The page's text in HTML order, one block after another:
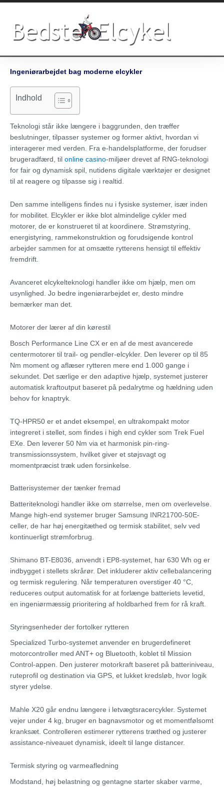
Gå
indholdet
Ingeniørarbejdet bag moderne elcykler
Indhold
Teknologi står ikke længere i baggrunden, den træffer
beslutninger, tilpasser systemer og former aktivt, hvordan vi
interagerer med verden. Fra e-handelsplatforme, der forudser
brugeradfærd, til online casino-miljøer drevet af RNG-teknologi
for fair og dynamisk spil, nutidens digitale værktøjer er designet
til at reagere og tilpasse sig i realtid.
Den samme intelligens findes nu i fysiske systemer, især inden
for mobilitet. Elcykler er ikke blot almindelige cykler med
motorer, de er konstrueret til at koordinere. Strømstyring,
energistyring, rammekonstruktion og forudsigende kontrol
arbejder sammen for at omsætte rytterens hensigt til effektiv
fremdrift.
Avanceret elcykelteknologi handler ikke om hjælp, men om
usynlighed. Jo bedre ingeniørarbejdet er, desto mindre
bemærker man det.
Motorer der lærer af din kørestil
Bosch Performance Line CX er en af de mest avancerede
centermotorer til trail- og pendler-elcykler. Den leverer op til 85
Nm moment og aflæser rytteren mere end 1.000 gange i
sekundet. Det særlige er den adaptive hjælp, systemet justerer
automatisk kraftoutput baseret på pedalrytme og hældning uden
behov for knaptryk.
TQ-HPR50 er et andet eksempel, en ultrakompakt motor
integreret i stellet, som findes i high end cykler som Trek Fuel
EXe. Den leverer 50 Nm via et harmonisk pin-ring-
transmissionssystem, hvilket giver et støjsvagt og
momentpræcist træk uden forsinkelse.
Batterisystemer der tænker fremad
Batteriteknologi handler ikke om størrelse, men om overlevelse.
Mange high-end systemer bruger Samsung INR21700-50E-
celler, de har høj energitæthed og termisk stabilitet, selv ved
kontinuerligt strømforbrug.
Shimano BT-E8036, anvendt i EP8-systemet, har 630 Wh og er
indbygget i stellets skrårør. Det inkluderer aktiv cellebalancering
og termisk regulering. Når temperaturen overstiger 40 °C,
reduceres output automatisk for at forlænge batteriets levetid,
en ingeniørmæssig prioritering af holdbarhed frem for rå kraft.
Styringsenheder der fortolker rytteren
Specialized Turbo-systemet anvender en brugerdefineret
motorcontroller med ANT+ og Bluetooth, koblet til Mission
Control-appen. Den justerer motorkraft baseret på batteriniveau,
ruteprofil og destination via GPS, et lukket kredsløb, hvor logik
styrer ydelse.
Mahle X20 går endnu længere i letvægtsracercykler. Systemet
vejer under 4 kg, bruger en bagnavsmotor og et momentfølsomt
kranksæt. Controlleren estimerer rytterens træthed og justerer
assistance-niveauet dynamisk, ideelt til lange distancer.
Termisk styring og varmeafledning
Modstand, høj belastning og gentagne starter skaber varme,